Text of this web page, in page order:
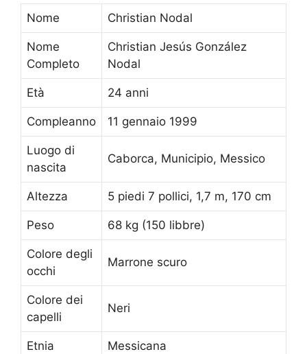
Nome Christian Nodal
Nome
Completo
Christian Jesús González
Nodal
Età 24 anni
Compleanno 11 gennaio 1999
Luogo di
nascita
Caborca, Municipio, Messico
Altezza 5 piedi 7 pollici, 1,7 m, 170 cm
Peso 68 kg (150 libbre)
Colore degli
occhi
Marrone scuro
Colore dei
capelli
Neri
Etnia Messicana